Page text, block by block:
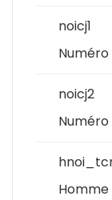
noicj1
Numéro
noicj2